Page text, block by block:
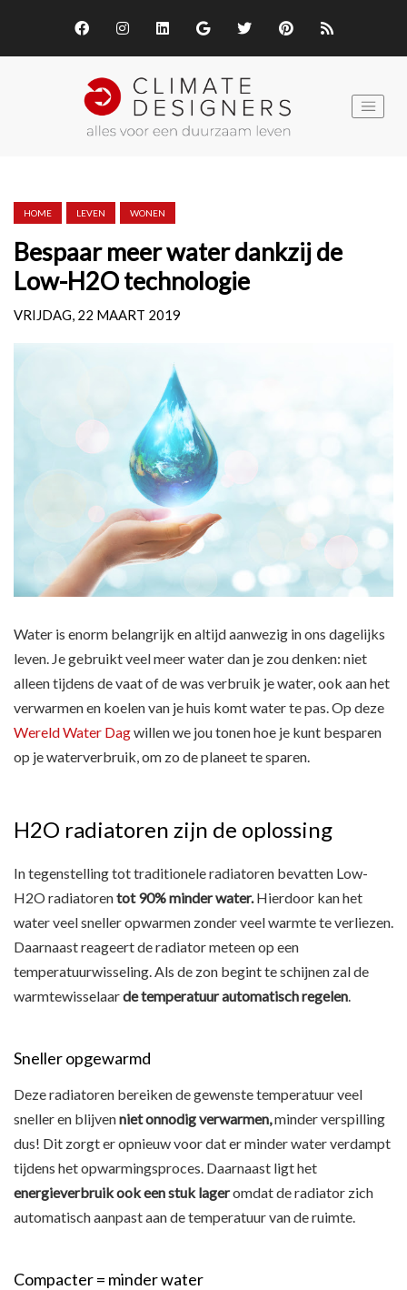
HOME LEVEN WONEN
Bespaar meer water dankzij de
Low-H2O technologie
VRIJDAG, 22 MAART 2019
Water is enorm belangrijk en altijd aanwezig in ons dagelijks
leven. Je gebruikt veel meer water dan je zou denken: niet
alleen tijdens de vaat of de was verbruik je water, ook aan het
verwarmen en koelen van je huis komt water te pas. Op deze
Wereld Water Dagwillen we jou tonen hoe je kunt besparen
op je waterverbruik, om zo de planeet te sparen.
H2O radiatoren zijn de oplossing
In tegenstelling tot traditionele radiatoren bevatten Low-
H2O radiatorentot 90% minder water.Hierdoor kan het
water veel sneller opwarmen zonder veel warmte te verliezen.
Daarnaast reageert de radiator meteen op een
temperatuurwisseling. Als de zon begint te schijnen zal de
warmtewisselaarde temperatuur automatisch regelen.
Sneller opgewarmd
Deze radiatoren bereiken de gewenste temperatuur veel
sneller en blijvenniet onnodig verwarmen,minder verspilling
dus! Dit zorgt er opnieuw voor dat er minder water verdampt
tijdens het opwarmingsproces. Daarnaast ligt het
energieverbruik ook een stuk lageromdat de radiator zich
automatisch aanpast aan de temperatuur van de ruimte.
Compacter = minder water